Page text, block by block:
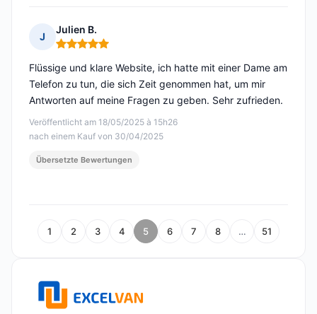
J
Julien B.
Hinweis: 5 von 5
Veröffentlicht am 18/05/2025 à 15h26
nach einem Kauf von 30/04/2025
Flüssige und klare Website, ich hatte mit einer Dame am
Telefon zu tun, die sich Zeit genommen hat, um mir
Antworten auf meine Fragen zu geben. Sehr zufrieden.
Übersetzte Bewertungen
1 2 3 4 5 6 7 8 … 51